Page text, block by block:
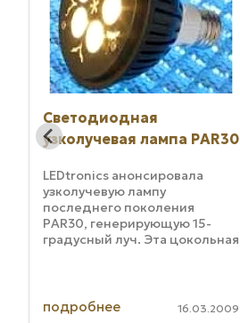
Светодиодная
узколучевая лампа PAR30
LEDtronics анонсировала
узколучевую лампу
последнего поколения
PAR30, генерирующую 15-
градусный луч. Эта цокольная
разработана в качестве
подробнее 16.03.2009